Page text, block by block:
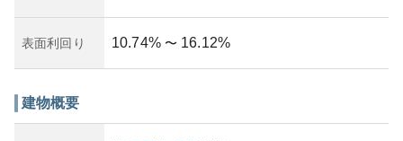
表面利回り 10.74% 〜 16.12%
建物概要